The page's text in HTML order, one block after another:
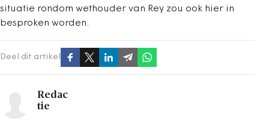
situatie rondom wethouder van Rey zou ook hier in
besproken worden.
Deel dit artikel
Redac
tie